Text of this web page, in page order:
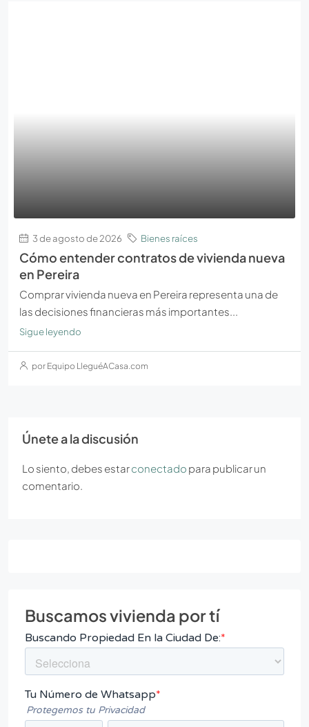
3 de agosto de 2026 Bienes raíces
Cómo entender contratos de vivienda nueva
en Pereira
Comprar vivienda nueva en Pereira representa una de
las decisiones financieras más importantes...
Sigue leyendo
por Equipo LleguéACasa.com
Únete a la discusión
Lo siento, debes estarconectado para publicar un
comentario.
Buscamos vivienda por tí